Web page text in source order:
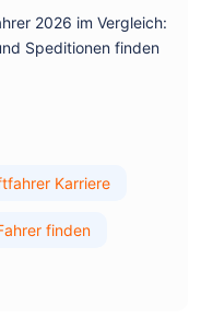
2026 im Vergleich:
Speditionen finden
Karriere
finden